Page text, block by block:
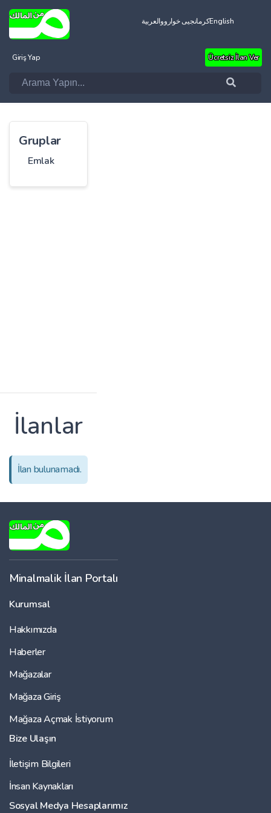
العربيةکرمانجیی خوارووEnglish
Giriş Yap Ücretsiz İlan Ver
Gruplar
Emlak
İlanlar
İlan bulunamadı.
Minalmalik İlan Portalı
Kurumsal
Hakkımızda
Haberler
Mağazalar
Mağaza Giriş
Mağaza Açmak İstiyorum
Bize Ulaşın
İletişim Bilgileri
İnsan Kaynakları
Sosyal Medya Hesaplarımız